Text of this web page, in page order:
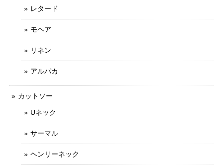
レタード
モヘア
リネン
アルパカ
カットソー
Uネック
サーマル
ヘンリーネック